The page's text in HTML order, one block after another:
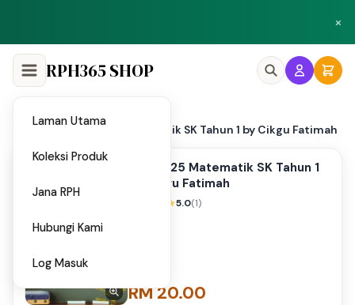
×
Laman Utama
Koleksi Produk
Jana RPH
Hubungi Kami
Log Masuk
RPH365 SHOP
Home PAT 2025 Matematik SK Tahun 1 by Cikgu Fatimah
PAT 2025 Matematik SK Tahun 1
by Cikgu Fatimah
5.0(1)
RM 20.00